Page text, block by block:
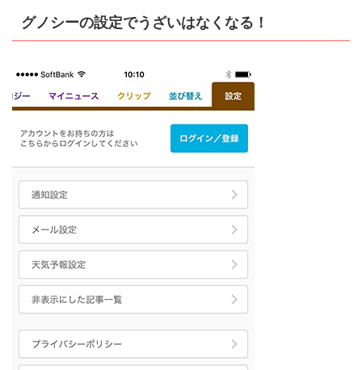
グノシーの設定でうざいはなくなる！